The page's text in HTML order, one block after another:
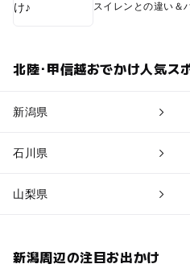
スイレンとの違い＆
北陸･甲信越おでかけ人気ス
新潟県
石川県
山梨県
新潟周辺の注目お出かけ